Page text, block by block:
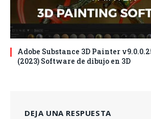
Adobe Substance 3D Painter
(2023) Software de dibujo en 3D
DEJA UNA RESPUESTA